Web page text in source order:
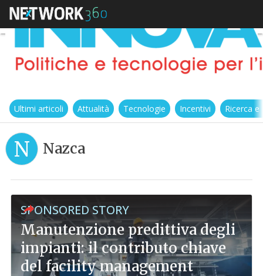
Ultimi articoli Attualità Tecnologie Incentivi Ricerca
N Nazca
SPONSORED STORY
Manutenzione predittiva degli
impianti: il contributo chiave
del facility management​